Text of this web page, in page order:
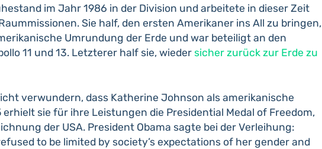
im Jahr 1986 in der Division und arbeitete in dieser Zeit
Sie half, den ersten Amerikaner ins All zu bringen,
Umrundung der Erde und war beteiligt an den
11 und 13. Letzterer half sie, wieder sicher zurück zur Erde zu
verwundern, dass Katherine Johnson als amerikanische
erhielt sie für ihre Leistungen die Presidential Medal of Freedom,
der USA. President Obama sagte bei der Verleihung:
to be limited by society’s expectations of her gender and